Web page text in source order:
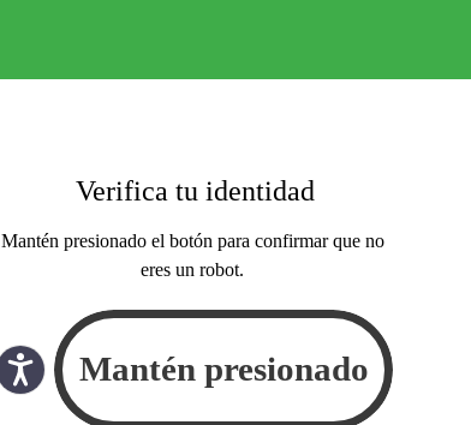
Verifica tu identidad
Mantén presionado el botón para confirmar que no
eres un robot.